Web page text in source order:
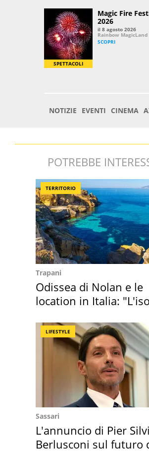
POTREBBE
TERRITORIO
Trapani
Odissea di Nolan e le
location in Italia:
LIFESTYLE
Sassari
L'annuncio di Pier
Berlusconi sul futuro